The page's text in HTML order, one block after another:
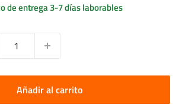
de entrega 3-7 días laborables
Añadir al carrito